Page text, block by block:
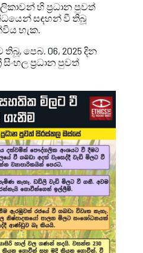
හි ප්‍රධාන පුවත්
සඳහන් වී තිබූ
හැක.
පෙබ. 06, 2025 දින
ප්‍රධාන පුවත්